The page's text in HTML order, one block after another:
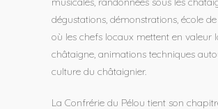
dégustations, démonstrations, école
où les chefs locaux mettent en valeur
châtaigne, animations techniques
culture du châtaignier.
La Confrérie du Pélou tient son